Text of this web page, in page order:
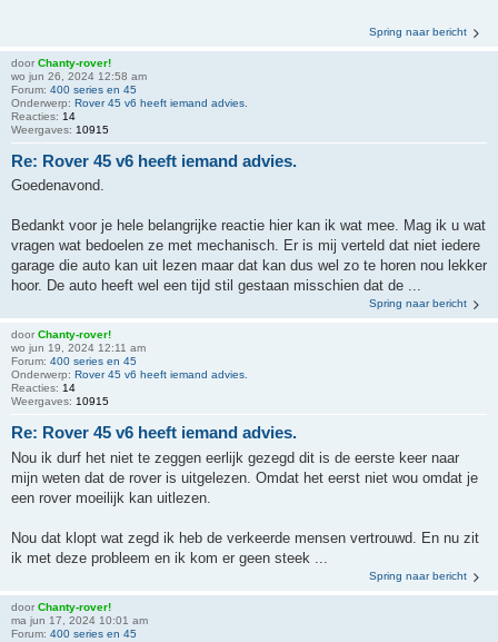
Spring naar bericht
door Chanty-rover!
wo jun 26, 2024 12:58 am
Forum: 400 series en 45
Onderwerp: Rover 45 v6 heeft iemand advies.
Reacties: 14
Weergaves: 10915
Re: Rover 45 v6 heeft iemand advies.
Goedenavond.
Bedankt voor je hele belangrijke reactie hier kan ik wat mee. Mag ik u wat
vragen wat bedoelen ze met mechanisch. Er is mij verteld dat niet iedere
garage die auto kan uit lezen maar dat kan dus wel zo te horen nou lekker
hoor. De auto heeft wel een tijd stil gestaan misschien dat de ...
Spring naar bericht
door Chanty-rover!
wo jun 19, 2024 12:11 am
Forum: 400 series en 45
Onderwerp: Rover 45 v6 heeft iemand advies.
Reacties: 14
Weergaves: 10915
Re: Rover 45 v6 heeft iemand advies.
Nou ik durf het niet te zeggen eerlijk gezegd dit is de eerste keer naar
mijn weten dat de rover is uitgelezen. Omdat het eerst niet wou omdat je
een rover moeilijk kan uitlezen.
Nou dat klopt wat zegd ik heb de verkeerde mensen vertrouwd. En nu zit
ik met deze probleem en ik kom er geen steek ...
Spring naar bericht
door Chanty-rover!
ma jun 17, 2024 10:01 am
Forum: 400 series en 45